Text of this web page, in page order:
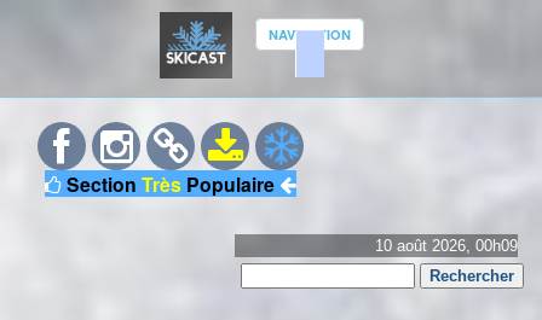
Aller
au
contenu
principal
NAVIGATION
Section Très Populaire
10 août 2026, 00h09